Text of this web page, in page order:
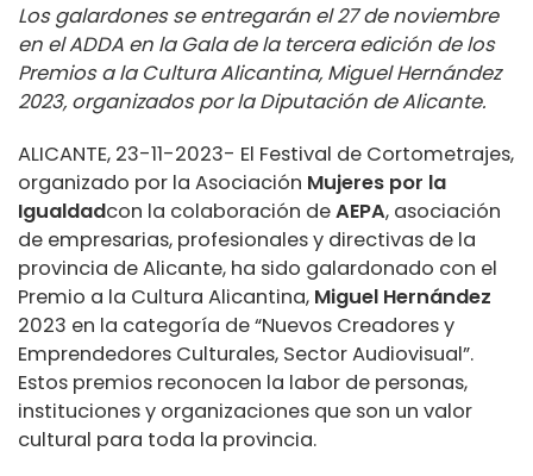
Los galardones se entregarán el 27 de noviembre
en el ADDA en la Gala de la tercera edición de los
Premios a la Cultura Alicantina, Miguel Hernández
2023, organizados por la Diputación de Alicante.
ALICANTE, 23-11-2023- El Festival de Cortometrajes,
organizado por la Asociación Mujeres por la
Igualdadcon la colaboración deAEPA, asociación
de empresarias, profesionales y directivas de la
provincia de Alicante, ha sido galardonado con el
Premio a la Cultura Alicantina, Miguel Hernández
2023 en la categoría de “Nuevos Creadores y
Emprendedores Culturales, Sector Audiovisual”.
Estos premios reconocen la labor de personas,
instituciones y organizaciones que son un valor
cultural para toda la provincia.